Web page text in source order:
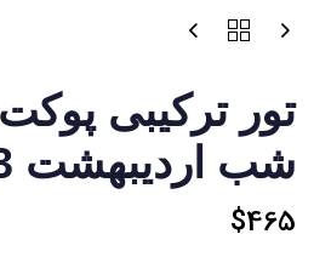
شب اردیبهشت 1403
$465